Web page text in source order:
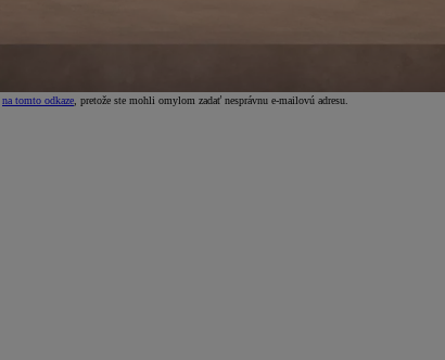
na tomto odkaze , pretože ste mohli omylom zadať nesprávnu e-mailovú adresu.